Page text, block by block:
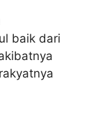
baik dari